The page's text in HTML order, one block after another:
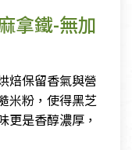
拿鐵-無加
焙保留香氣與營
米粉，使得黑芝
更是香醇濃厚，